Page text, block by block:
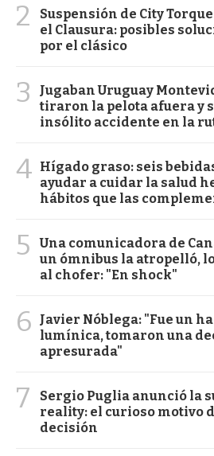
2
Suspensión de City
el Clausura: posibles
por el clásico
3
Jugaban Uruguay
tiraron la pelota afuera y
insólito accidente en la
4 Hígado graso: seis
ayudar a cuidar la salud
hábitos que las
5
Una comunicadora de
un ómnibus la atropelló,
al chofer: "En shock"
6
Javier Nóblega: "Fue un
lumínica, tomaron una
apresurada"
7
Sergio Puglia anunció la
reality: el curioso motivo
decisión